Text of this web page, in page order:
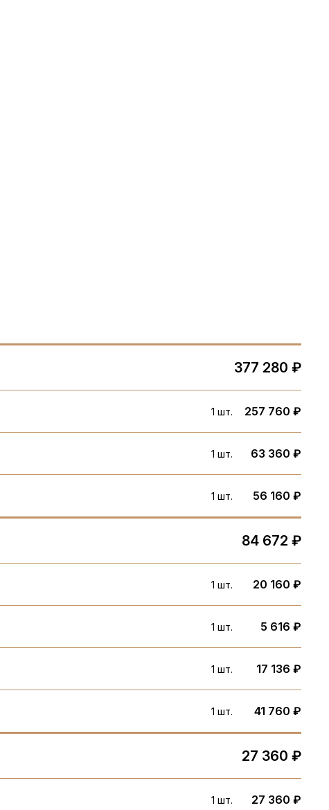
377 280 ₽
1 шт. 257 760 ₽
1 шт. 63 360 ₽
1 шт. 56 160 ₽
84 672 ₽
1 шт. 20 160 ₽
1 шт. 5 616 ₽
1 шт. 17 136 ₽
1 шт. 41 760 ₽
27 360 ₽
1 шт. 27 360 ₽